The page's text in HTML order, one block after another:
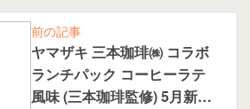
前の記事
ヤマザキ 三本珈琲㈱ コラボ
ランチパック コーヒーラテ
風味 (三本珈琲監修) 5月新発